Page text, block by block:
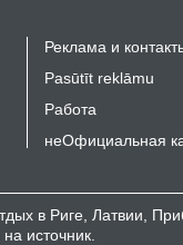
Реклама и
Pasūtīt reklāmu
Работа
неОфициальная
в Риге, Латвии,
источник.